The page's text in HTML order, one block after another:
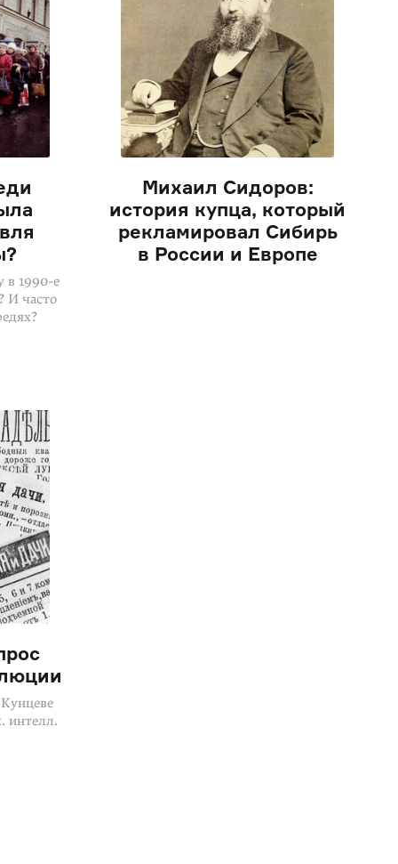
в 1990-е
И часто
Михаил Сидоров:
история купца, который
рекламировал Сибирь
в России и Европе
интелл.